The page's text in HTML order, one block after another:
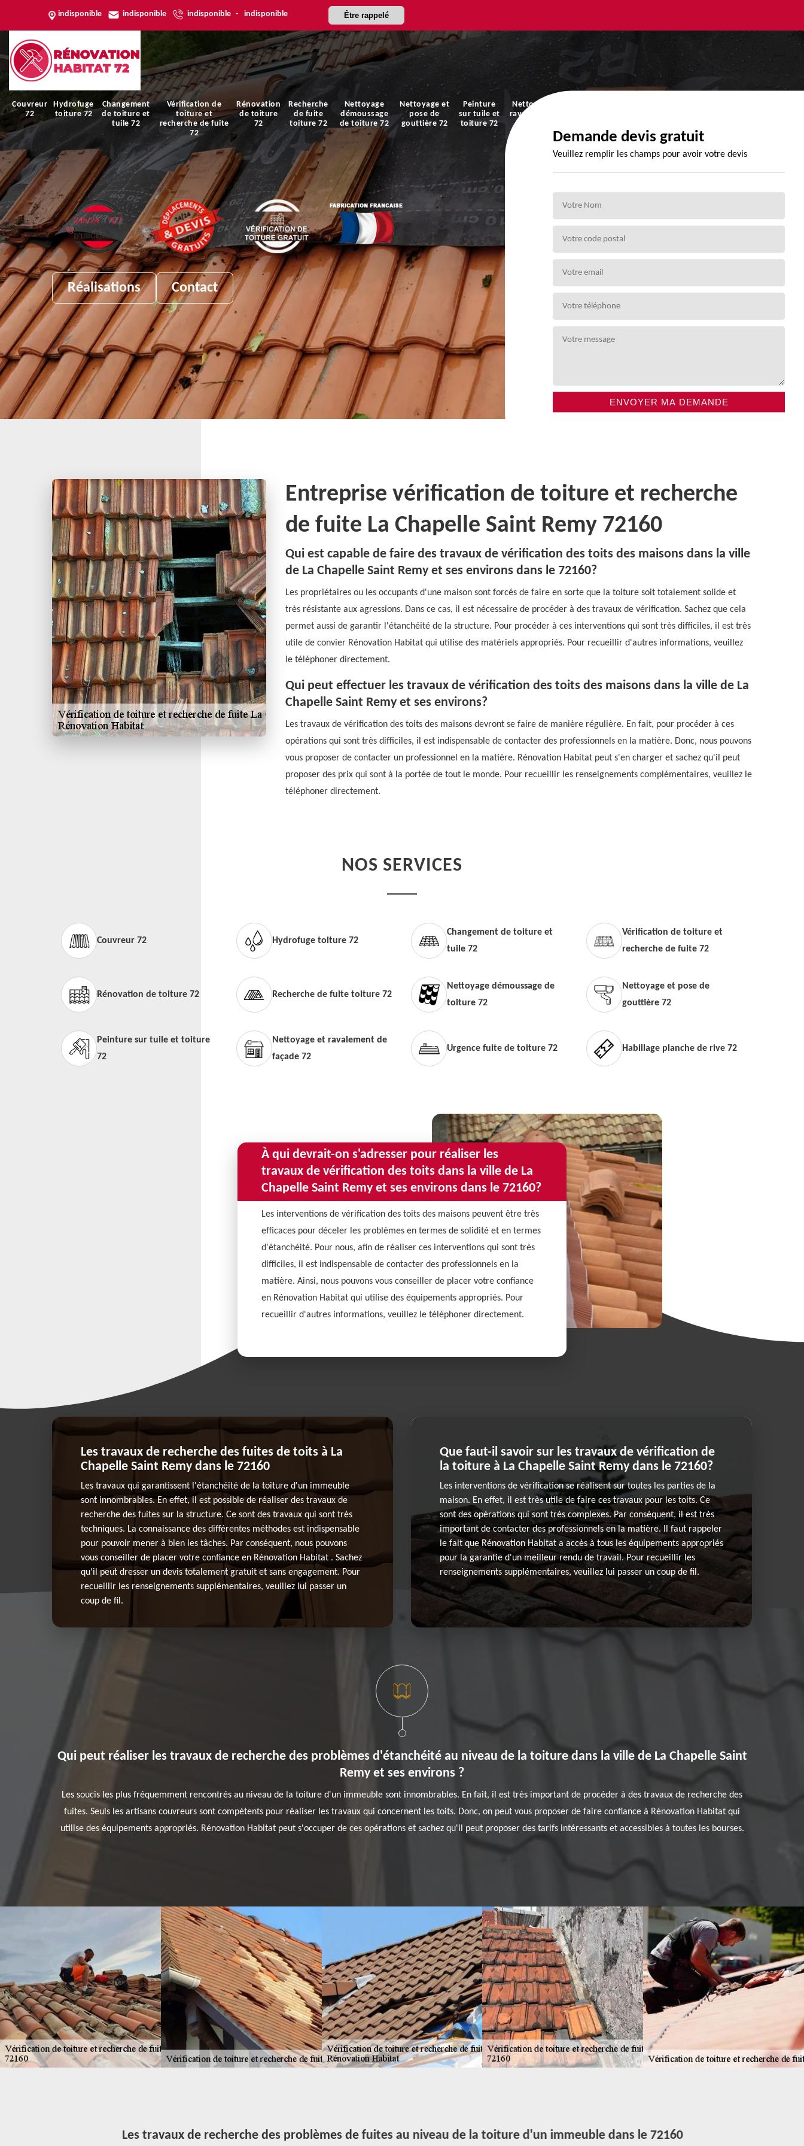
indisponible indisponible indisponible - indisponible Être rappelé
Couvreur
72
Hydrofuge
toiture 72
Changement
de toiture et
tuile 72
Vérification de
toiture et
recherche de fuite
72
Rénovation
de toiture
72
Recherche
de fuite
toiture 72
Nettoyage
démoussage
de toiture 72
Nettoyage et
pose de
gouttière 72
Peinture
sur tuile et
toiture 72
Nettoyage et
ravalement de
Réalisations Contact
Demande devis gratuit
Veuillez remplir les champs pour avoir votre devis
Entreprise vérification de toiture et recherche
de fuite La Chapelle Saint Remy 72160
Qui est capable de faire des travaux de vérification des toits des maisons dans la ville
de La Chapelle Saint Remy et ses environs dans le 72160?
Les propriétaires ou les occupants d'une maison sont forcés de faire en sorte que la toiture soit totalement solide et
très résistante aux agressions. Dans ce cas, il est nécessaire de procéder à des travaux de vérification. Sachez que cela
permet aussi de garantir l'étanchéité de la structure. Pour procéder à ces interventions qui sont très difficiles, il est très
utile de convier Rénovation Habitat qui utilise des matériels appropriés. Pour recueillir d'autres informations, veuillez
le téléphoner directement.
Qui peut effectuer les travaux de vérification des toits des maisons dans la ville de La
Chapelle Saint Remy et ses environs?
Les travaux de vérification des toits des maisons devront se faire de manière régulière. En fait, pour procéder à ces
opérations qui sont très difficiles, il est indispensable de contacter des professionnels en la matière. Donc, nous pouvons
vous proposer de contacter un professionnel en la matière. Rénovation Habitat peut s'en charger et sachez qu'il peut
proposer des prix qui sont à la portée de tout le monde. Pour recueillir les renseignements complémentaires, veuillez le
téléphoner directement.
NOS SERVICES
Couvreur 72 Hydrofuge toiture 72
Changement de toiture et
tuile 72
Vérification de toiture et
recherche de fuite 72
Rénovation de toiture 72 Recherche de fuite toiture 72
Nettoyage démoussage de
toiture 72
Nettoyage et pose de
gouttière 72
Peinture sur tuile et toiture
72
Nettoyage et ravalement de
façade 72
Urgence fuite de toiture 72 Habillage planche de rive 72
À qui devrait-on s'adresser pour réaliser les
travaux de vérification des toits dans la ville de La
Chapelle Saint Remy et ses environs dans le 72160?
Les interventions de vérification des toits des maisons peuvent être très
efficaces pour déceler les problèmes en termes de solidité et en termes
d'étanchéité. Pour nous, afin de réaliser ces interventions qui sont très
difficiles, il est indispensable de contacter des professionnels en la
matière. Ainsi, nous pouvons vous conseiller de placer votre confiance
en Rénovation Habitat qui utilise des équipements appropriés. Pour
recueillir d'autres informations, veuillez le téléphoner directement.
Les travaux de recherche des fuites de toits à La
Chapelle Saint Remy dans le 72160
Les travaux qui garantissent l'étanchéité de la toiture d'un immeuble
sont innombrables. En effet, il est possible de réaliser des travaux de
recherche des fuites sur la structure. Ce sont des travaux qui sont très
techniques. La connaissance des différentes méthodes est indispensable
pour pouvoir mener à bien les tâches. Par conséquent, nous pouvons
vous conseiller de placer votre confiance en Rénovation Habitat . Sachez
qu'il peut dresser un devis totalement gratuit et sans engagement. Pour
recueillir les renseignements supplémentaires, veuillez lui passer un
coup de fil.
Que faut-il savoir sur les travaux de vérification de
la toiture à La Chapelle Saint Remy dans le 72160?
Les interventions de vérification se réalisent sur toutes les parties de la
maison. En effet, il est très utile de faire ces travaux pour les toits. Ce
sont des opérations qui sont très complexes. Par conséquent, il est très
important de contacter des professionnels en la matière. Il faut rappeler
le fait que Rénovation Habitat a accès à tous les équipements appropriés
pour la garantie d'un meilleur rendu de travail. Pour recueillir les
renseignements supplémentaires, veuillez lui passer un coup de fil.
Qui peut réaliser les travaux de recherche des problèmes d'étanchéité au niveau de la toiture dans la ville de La Chapelle Saint
Remy et ses environs ?
Les soucis les plus fréquemment rencontrés au niveau de la toiture d'un immeuble sont innombrables. En fait, il est très important de procéder à des travaux de recherche des
fuites. Seuls les artisans couvreurs sont compétents pour réaliser les travaux qui concernent les toits. Donc, on peut vous proposer de faire confiance à Rénovation Habitat qui
utilise des équipements appropriés. Rénovation Habitat peut s'occuper de ces opérations et sachez qu'il peut proposer des tarifs intéressants et accessibles à toutes les bourses.
Les travaux de recherche des problèmes de fuites au niveau de la toiture d'un immeuble dans le 72160